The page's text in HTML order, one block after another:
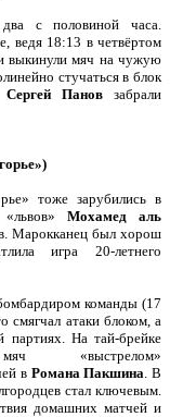
с половиной часа.
ведя 18:13 в четвёртом
выкинули мяч на чужую
стучаться в блок
Сергей Панов забрали
тоже зарубились в
Мохамед аль
Марокканец был хорош
игра 20-летнего
команды (17
смягчал атаки блоком, а
партиях. На тай-брейке
мяч «выстрелом»
в Романа Пакшина. В
стал ключевым.
домашних матчей и